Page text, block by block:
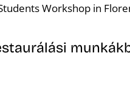
Workshop in